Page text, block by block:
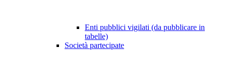
Enti pubblici vigilati (da pubblicare in
tabelle)
Società partecipate